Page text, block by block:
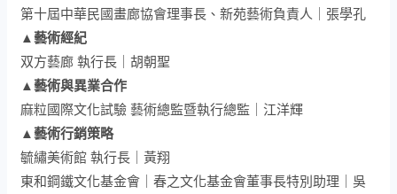
第十屆中華民國畫廊協會理事長、新苑藝術負責人｜張學孔
▲藝術經紀
双方藝廊 執行長｜胡朝聖
▲藝術與異業合作
麻粒國際文化試驗 藝術總監暨執行總監｜江洋輝
▲藝術行銷策略
毓繡美術館 執行長｜黃翔
東和鋼鐵文化基金會｜春之文化基金會董事長特別助理｜吳